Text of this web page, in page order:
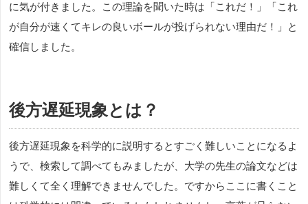
に気が付きました。この理論を聞いた時は「これだ！」「これ
が自分が速くてキレの良いボールが投げられない理由だ！」と
確信しました。
後方遅延現象とは？
後方遅延現象を科学的に説明するとすごく難しいことになるよ
うで、検索して調べてもみましたが、大学の先生の論文などは
難しくて全く理解できませんでした。ですからここに書くこと